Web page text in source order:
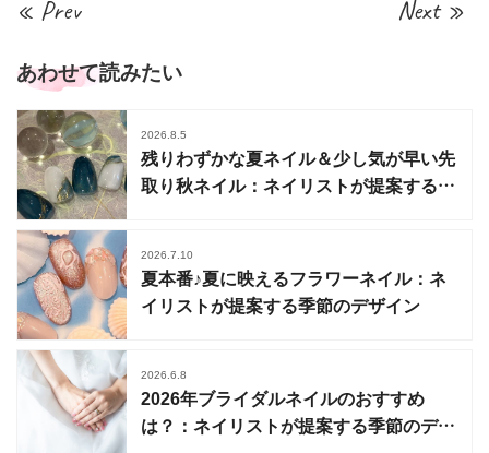
« Prev Next »
あわせて読みたい
2026.8.5
残りわずかな夏ネイル＆少し気が早い先
取り秋ネイル：ネイリストが提案する季
2026.7.10
夏本番♪夏に映えるフラワーネイル：ネ
イリストが提案する季節のデザイン
2026.6.8
2026年ブライダルネイルのおすすめ
は？：ネイリストが提案する季節のデザ